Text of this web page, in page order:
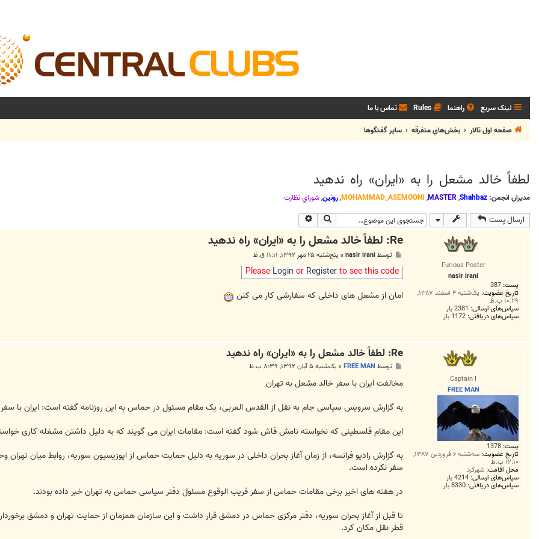
لینک سریع راهنما Rules تماس با ما
صفحه اول تالار
بخش‌‌هاي متفرقه ساير گفتگوها
لطفاً خالد مشعل را به «ایران» راه ندهید
مدیران انجمن: Shahbaz
,
MASTER
,
MOHAMMAD_ASEMOONI
,رونین,شوراي نظارت
ارسال پست جستجو
Furious Poster
nasir irani
پست: 387
تاریخ عضویت: یک‌شنبه ۴ اسفند ۱۳۸۷,
۱۰:۲۹ ب.ظ
سپاس‌های ارسالی: 2381 بار
سپاس‌های دریافتی: 1172 بار
Re: لطفاً خالد مشعل را به «ایران» راه ندهید
ت
توسطnasir irani
» پنج‌شنبه ۲۵ مهر ۱۳۹۲, ۱۱:۱۱ ق.ظ
Please Login or Registerto see this code
امان از مشعل های داخلی که سفارشی کار می کنن
Captain I
FREE MAN
پست: 1378
تاریخ عضویت: سه‌شنبه ۶ فروردین ۱۳۸۷,
۱۲:۱۰ ب.ظ
محل اقامت: شهرکرد
سپاس‌های ارسالی: 4214 بار
سپاس‌های دریافتی: 8330 بار
Re: لطفاً خالد مشعل را به «ایران» راه ندهید
ت
توسط FREE MAN
» یک‌شنبه ۵ آبان ۱۳۹۲, ۸:۳۹ ب.ظ
مخالفت ایران با سفر خالد مشعل به تهران
به گزارش سرویس سیاسی جام به نقل از القدس العربی، یک مقام مسئول در حماس به این روزنامه گفته است: ایران با
این مقام فلسطینی که نخواسته نامش فاش شود گفته است: مقامات ایران می گویند که به دلیل داشتن مشغله کاری
به گزارش رادیو فرانسه، از زمان آغاز بحران داخلی در سوریه به دلیل حمایت حماس از اپوزیسیون سوریه، روابط میان
سفر نکرده است.
در هفته های اخیر برخی مقامات حماس از سفر قریب الوقوع مسئول دفتر سیاسی حماس به تهران خبر داده بودند.
تا قبل از آغاز بحران سوریه، دفتر مرکزی حماس در دمشق قرار داشت و این سازمان همزمان از حمایت تهران و دمشق
قطر نقل مکان کرد.